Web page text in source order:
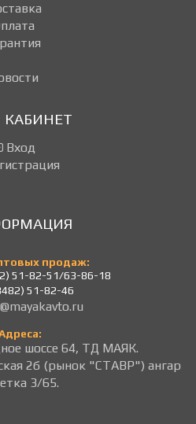
Вход
продаж:
51-82-51/63-86-18
51-82-46
шоссе 64, ТД МАЯК.
2б (рынок "СТАВР") ангар
3/65.